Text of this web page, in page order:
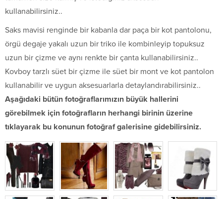
kullanabilirsiniz..
Saks mavisi renginde bir kabanla dar paça bir kot pantolonu,
örgü degaje yakalı uzun bir triko ile kombinleyip topuksuz
uzun bir çizme ve aynı renkte bir çanta kullanabilirsiniz..
Kovboy tarzlı süet bir çizme ile süet bir mont ve kot pantolon
kullanabilir ve uygun aksesuarlarla detaylandırabilirsiniz..
Aşağıdaki bütün fotoğraflarımızın büyük hallerini
görebilmek için fotoğrafların herhangi birinin üzerine
tıklayarak bu konunun fotoğraf galerisine gidebilirsiniz.